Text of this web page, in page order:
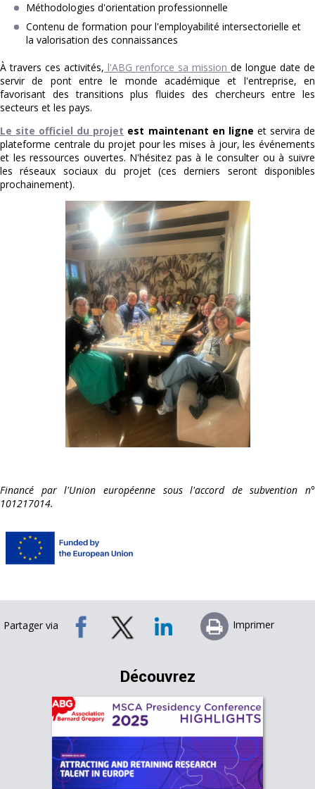
Méthodologies d'orientation professionnelle
Contenu de formation pour l'employabilité intersectorielle et
la valorisation des connaissances
À travers ces activités, l'ABG renforce sa mission de longue date de
servir de pont entre le monde académique et l'entreprise, en
favorisant des transitions plus fluides des chercheurs entre les
secteurs et les pays.
Le site officiel du projet est maintenant en ligne et servira de
plateforme centrale du projet pour les mises à jour, les événements
et les ressources ouvertes. N'hésitez pas à le consulter ou à suivre
les réseaux sociaux du projet (ces derniers seront disponibles
prochainement).
Financé par l'Union européenne sous l'accord de subvention n°
101217014.
Partager via Imprimer
Découvrez